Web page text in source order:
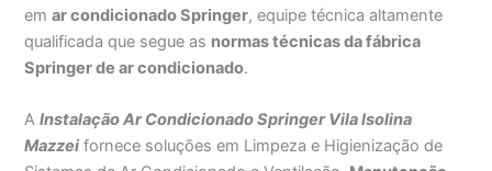
emar condicionado Springer, equipe técnica altamente
qualificada que segue as normas técnicas da fábrica
Springer de ar condicionado.
AInstalação Ar Condicionado Springer Vila Isolina
Mazzei fornece soluções em Limpeza e Higienização de